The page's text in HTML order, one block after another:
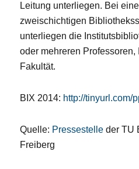
Leitung unterliegen. Bei
zweischichtigen
unterliegen die
oder mehreren Professoren,
Fakultät.
BIX 2014: http://tinyurl.com/
Quelle: Pressestelle der TU
Freiberg